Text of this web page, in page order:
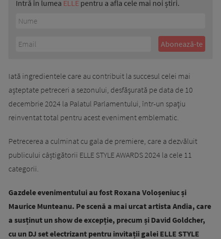
Intră în lumea ELLE pentru a afla cele mai noi știri.
Iată ingredientele care au contribuit la succesul celei mai
aşteptate petreceri a sezonului, desfăşurată pe data de 10
decembrie 2024 la Palatul Parlamentului, într-un spaţiu
reinventat total pentru acest eveniment emblematic.
Petrecerea a culminat cu gala de premiere, care a dezvăluit
publicului câștigătorii ELLE STYLE AWARDS 2024 la cele 11
categorii.
Gazdele evenimentului au fost Roxana Voloșeniuc și
Maurice Munteanu. Pe scenă a mai urcat artista Andia, care
a susținut un show de excepție, precum și David Goldcher,
cu un DJ set electrizant pentru invitații galei ELLE STYLE